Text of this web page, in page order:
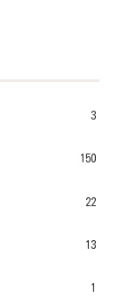
3
150
22
13
1